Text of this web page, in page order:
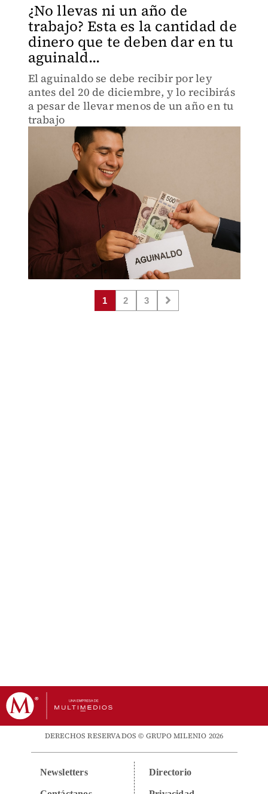
¿No llevas ni un año de
trabajo? Esta es la cantidad de
dinero que te deben dar en tu
aguinald...
El aguinaldo se debe recibir por ley
antes del 20 de diciembre, y lo recibirás
a pesar de llevar menos de un año en tu
trabajo
1 2 3
DERECHOS RESERVADOS © GRUPO MILENIO 2026
Newsletters Directorio